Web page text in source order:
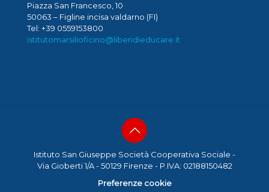
Piazza San Francesco, 10
50063 – Figline incisa valdarno (FI)
Tel: +39 0559153800
istitutomarsilioficino@liberidieducare.it
Istituto San Giuseppe Società Cooperativa Sociale -
Via Gioberti 1/A - 50129 Firenze - P.IVA: 02188150482
Preferenze cookie